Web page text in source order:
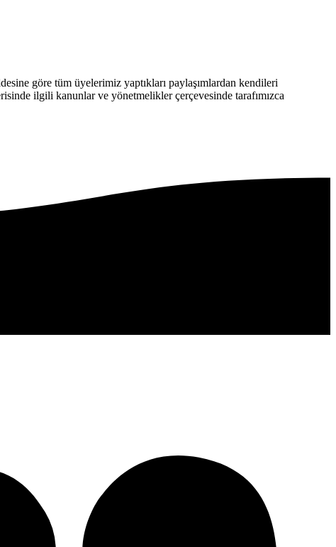
göre tüm üyelerimiz yaptıkları paylaşımlardan kendileri
ilgili kanunlar ve yönetmelikler çerçevesinde tarafımızca